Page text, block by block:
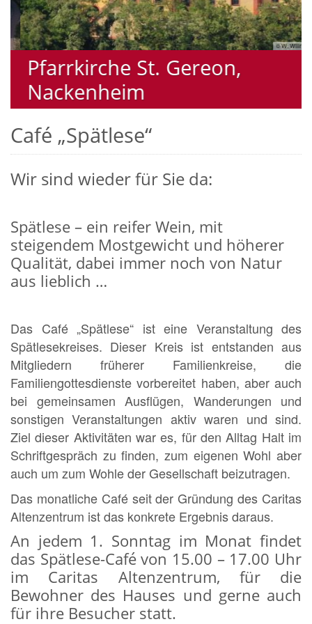
© W. Willrath
Pfarrkirche St. Gereon,
Nackenheim
Café „Spätlese“
Wir sind wieder für Sie da:
Spätlese – ein reifer Wein, mit
steigendem Mostgewicht und höherer
Qualität, dabei immer noch von Natur
aus lieblich …
Das Café „Spätlese“ ist eine Veranstaltung des
Spätlesekreises. Dieser Kreis ist entstanden aus
Mitgliedern früherer Familienkreise, die
Familiengottesdienste vorbereitet haben, aber auch
bei gemeinsamen Ausflügen, Wanderungen und
sonstigen Veranstaltungen aktiv waren und sind.
Ziel dieser Aktivitäten war es, für den Alltag Halt im
Schriftgespräch zu finden, zum eigenen Wohl aber
auch um zum Wohle der Gesellschaft beizutragen.
Das monatliche Café seit der Gründung des Caritas
Altenzentrum ist das konkrete Ergebnis daraus.
An jedem 1. Sonntag im Monat findet
das Spätlese-Café von 15.00 – 17.00 Uhr
im Caritas Altenzentrum, für die
Bewohner des Hauses und gerne auch
für ihre Besucher statt.